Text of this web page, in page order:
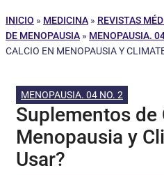
INICIO » MEDICINA » REVISTAS
DE MENOPAUSIA » MENOPAUSIA.
CALCIO EN MENOPAUSIA Y
MENOPAUSIA. 04 NO. 2
Suplementos de
Menopausia y
Usar?